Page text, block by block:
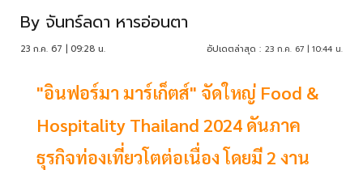
By จันทร์ลดา หารอ่อนตา
23 ก.ค. 67 | 09:28 น. อัปเดตล่าสุด : 23 ก.ค. 67 | 10:44 น.
"อินฟอร์มา มาร์เก็ตส์" จัดใหญ่ Food &
Hospitality Thailand 2024 ดันภาค
ธุรกิจท่องเที่ยวโตต่อเนื่อง โดยมี 2 งาน